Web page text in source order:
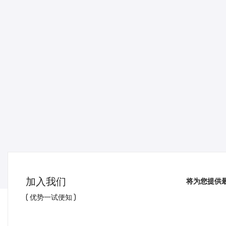
加入我们
( 优势一试便知 )
将为您提供